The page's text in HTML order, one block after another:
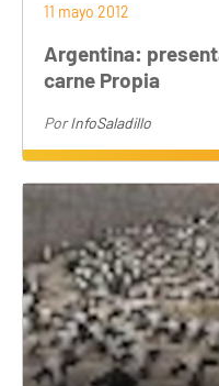
11 mayo 2012
Argentina:
carne Propia
PorInfoSaladillo